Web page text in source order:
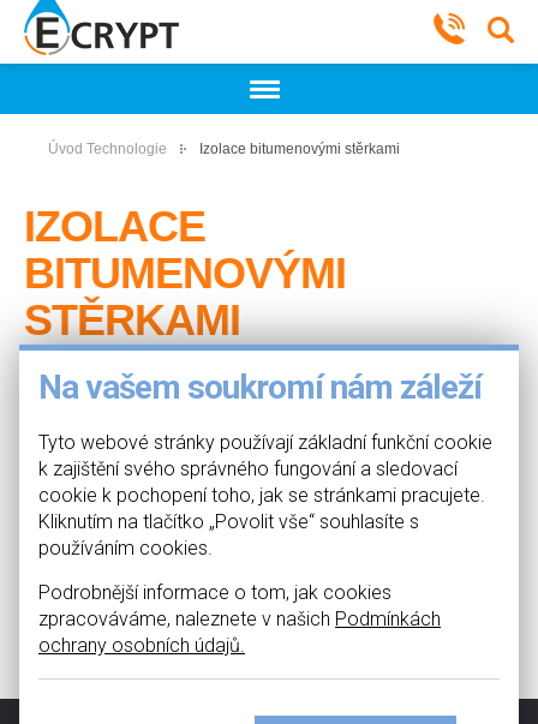
Na vašem soukromí nám záleží
Tyto webové stránky používají základní funkční cookie
k zajištění svého správného fungování a sledovací
cookie k pochopení toho, jak se stránkami pracujete.
Kliknutím na tlačítko „Povolit vše“ souhlasíte s
používáním cookies.
Podrobnější informace o tom, jak cookies
zpracováváme, naleznete v našich Podmínkách
ochrany osobních údajů.
Úvod Technologie Izolace bitumenovými stěrkami
IZOLACE
BITUMENOVÝMI
STĚRKAMI
03. 05. 2024
Bitumenové (asfaltové) stěrky řeší plošnou
Vytváří účinnou, bezešvou hydroizolaci bez
použití plamene. Použití: hydroizolace proti
zemní vlhkosti, netlakové i tlakové vodě či proti radonu.